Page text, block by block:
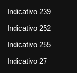
Indicativo 239
Indicativo 252
Indicativo 255
Indicativo 27